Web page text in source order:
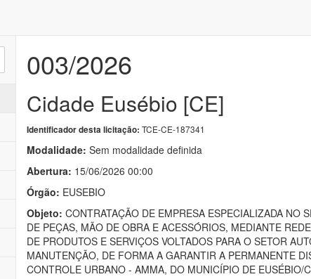
003/2026
Cidade Eusébio [CE]
Identificador desta licitação: TCE-CE-187341
Modalidade: Sem modalidade definida
Abertura: 15/06/2026 00:00
Órgão: EUSEBIO
Objeto: CONTRATAÇÃO DE EMPRESA ESPECIALIZADA NO
DE PEÇAS, MÃO DE OBRA E ACESSÓRIOS, MEDIANTE
DE PRODUTOS E SERVIÇOS VOLTADOS PARA O SETOR
MANUTENÇÃO, DE FORMA A GARANTIR A PERMANENTE
CONTROLE URBANO - AMMA, DO MUNICÍPIO DE EUSÉBIO/